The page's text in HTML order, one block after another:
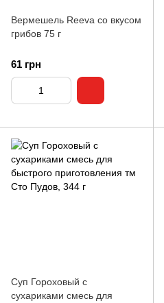
Вермешель Reeva со вкусом
грибов 75 г
61 грн
Суп Гороховый с
сухариками смесь для